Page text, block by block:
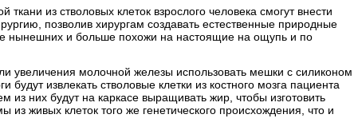
из стволовых клеток взрослого человека смогут внести
позволив хирургам создавать естественные природные
нынешних и больше похожи на настоящие на ощупь и по
увеличения молочной железы использовать мешки с силиконом
будут извлекать стволовые клетки из костного мозга пациента
из них будут на каркасе выращивать жир, чтобы изготовить
живых клеток того же генетического происхождения, что и